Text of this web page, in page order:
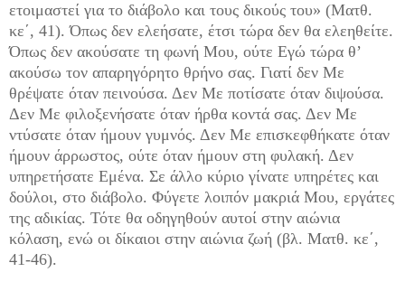
ετοιμαστεί για το διάβολο και τους δικούς του» (Ματθ.
κε΄, 41). Όπως δεν ελεήσατε, έτσι τώρα δεν θα ελεηθείτε.
Όπως δεν ακούσατε τη φωνή Μου, ούτε Εγώ τώρα θ’
ακούσω τον απαρηγόρητο θρήνο σας. Γιατί δεν Με
θρέψατε όταν πεινούσα. Δεν Με ποτίσατε όταν διψούσα.
Δεν Με φιλοξενήσατε όταν ήρθα κοντά σας. Δεν Με
ντύσατε όταν ήμουν γυμνός. Δεν Με επισκεφθήκατε όταν
ήμουν άρρωστος, ούτε όταν ήμουν στη φυλακή. Δεν
υπηρετήσατε Εμένα. Σε άλλο κύριο γίνατε υπηρέτες και
δούλοι, στο διάβολο. Φύγετε λοιπόν μακριά Μου, εργάτες
της αδικίας. Τότε θα οδηγηθούν αυτοί στην αιώνια
κόλαση, ενώ οι δίκαιοι στην αιώνια ζωή (βλ. Ματθ. κε΄,
41-46).